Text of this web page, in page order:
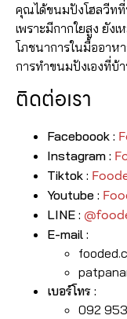
คุณได้ขนมปังโฮลวีท
เพราะมีกากใยสูง ยัง
โภชนาการในมื้ออาห
การทำขนมปังเองที่บ้
ติดต่อเรา
Faceboook :
Instagram :
Tiktok :
Youtube :
LINE :
E-mail :
เบอร์โทร :
092